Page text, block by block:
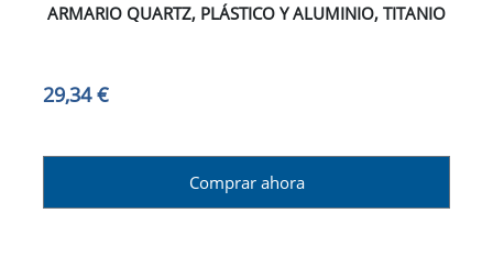
ARMARIO QUARTZ, PLÁSTICO Y ALUMINIO, TITANIO
29,34 €
Comprar ahora